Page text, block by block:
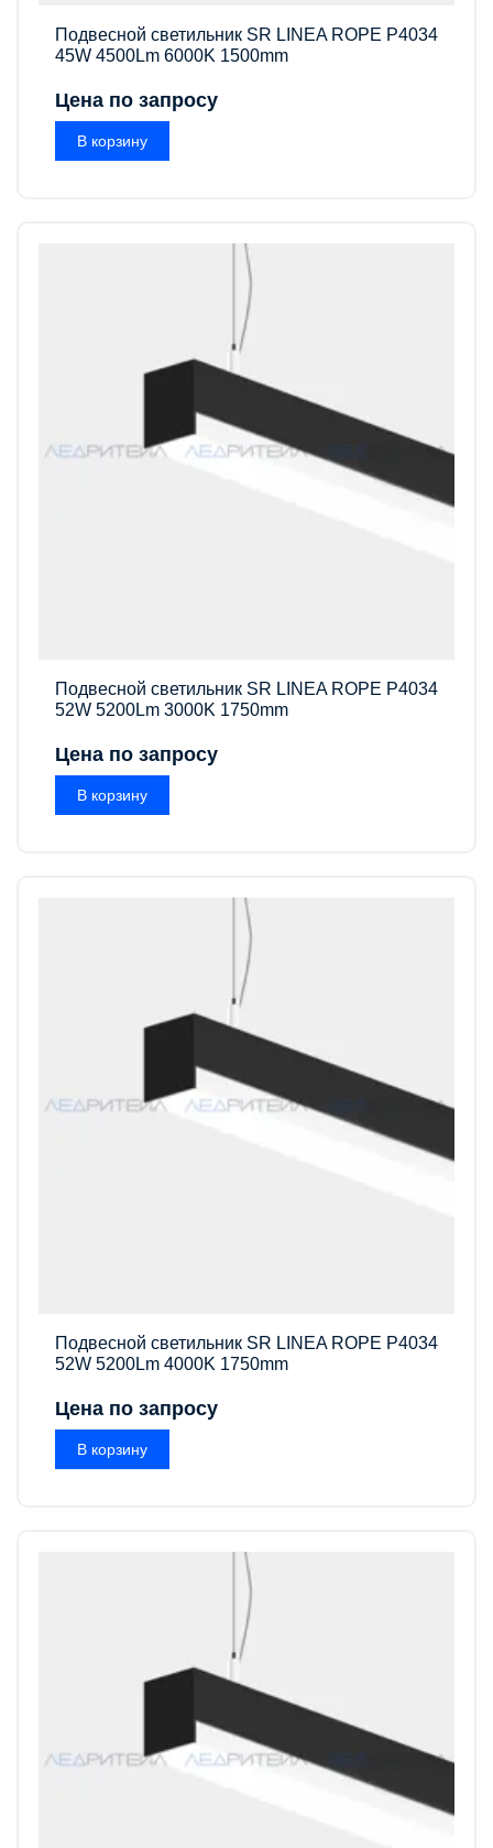
Подвесной светильник SR LINEA ROPE P4034
45W 4500Lm 6000K 1500mm
Цена по запросу
В корзину
Подвесной светильник SR LINEA ROPE P4034
52W 5200Lm 3000K 1750mm
Цена по запросу
В корзину
Подвесной светильник SR LINEA ROPE P4034
52W 5200Lm 4000K 1750mm
Цена по запросу
В корзину